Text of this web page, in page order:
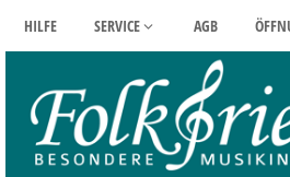
HILFE SERVICE AGB